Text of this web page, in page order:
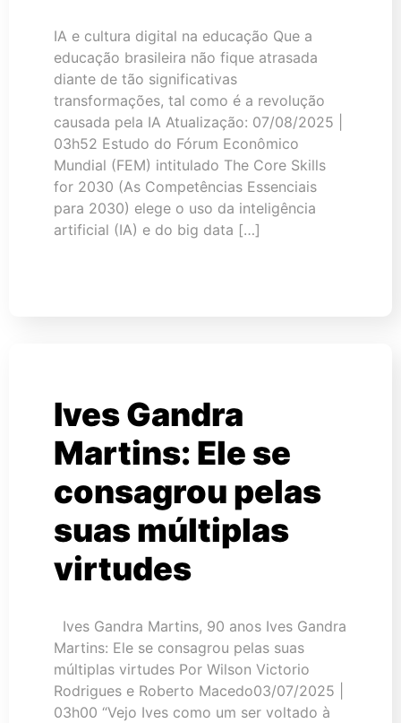
IA e cultura digital na educação Que a
educação brasileira não fique atrasada
diante de tão significativas
transformações, tal como é a revolução
causada pela IA Atualização: 07/08/2025 |
03h52 Estudo do Fórum Econômico
Mundial (FEM) intitulado The Core Skills
for 2030 (As Competências Essenciais
para 2030) elege o uso da inteligência
artificial (IA) e do big data […]
Ives Gandra
Martins: Ele se
consagrou pelas
suas múltiplas
virtudes
Ives Gandra Martins, 90 anos Ives Gandra
Martins: Ele se consagrou pelas suas
múltiplas virtudes Por Wilson Victorio
Rodrigues e Roberto Macedo03/07/2025 |
03h00 “Vejo Ives como um ser voltado à